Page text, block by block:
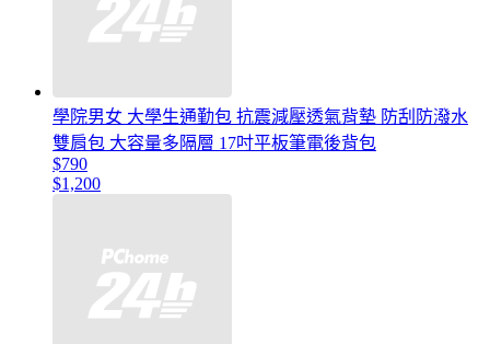
學院男女 大學生通勤包 抗震減壓透氣背墊 防刮防潑水
雙肩包 大容量多隔層 17吋平板筆電後背包
$790
$1,200